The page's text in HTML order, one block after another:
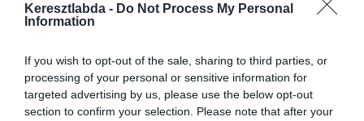
Keresztlabda - Do Not Process My Personal
Information
If you wish to opt-out of the sale, sharing to third parties, or
processing of your personal or sensitive information for
targeted advertising by us, please use the below opt-out
section to confirm your selection. Please note that after your
segít. Egy pici odafigyeléssel ez a
hibátlanra. Mutasd meg az ismerősöknek,
mennyire jól ismered a páros munkásságát.